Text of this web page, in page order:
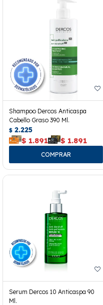
Shampoo Dercos Anticaspa
Cabello Graso 390 Ml.
$ 2.225
$ 1.891 $ 1.891
Serum Dercos 10 Anticaspa 90
Ml.